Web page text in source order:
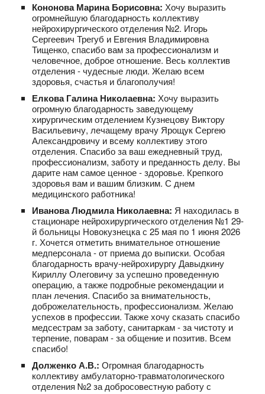
Кононова Марина Борисовна: Хочу выразить
огромнейшую благодарность коллективу
нейрохирургического отделения №2. Игорь
Сергеевич Трегуб и Евгения Владимировна
Тищенко, спасибо вам за профессионализм и
человечное, доброе отношение. Весь коллектив
отделения - чудесные люди. Желаю всем
здоровья, счастья и благополучия!
Елкова Галина Николаевна: Хочу выразить
огромную благодарность заведующему
хирургическим отделением Кузнецову Виктору
Васильевичу, лечащему врачу Ярощук Сергею
Александровичу и всему коллективу этого
отделения. Спасибо за ваш ежедневный труд,
профессионализм, заботу и преданность делу. Вы
дарите нам самое ценное - здоровье. Крепкого
здоровья вам и вашим близким. С днем
медицинского работника!
Иванова Людмила Николаевна: Я находилась в
стационаре нейрохирургического отделения №1 29-
й больницы Новокузнецка с 25 мая по 1 июня 2026
г. Хочется отметить внимательное отношение
медперсонала - от приема до выписки. Особая
благодарность врачу-нейрохирургу Давыдкину
Кириллу Олеговичу за успешно проведенную
операцию, а также подробные рекомендации и
план лечения. Спасибо за внимательность,
доброжелательность, профессионализм. Желаю
успехов в профессии. Также хочу сказать спасибо
медсестрам за заботу, санитаркам - за чистоту и
терпение, поварам - за общение и позитив. Всем
спасибо!
Долженко А.В.: Огромная благодарность
коллективу амбулаторно-травматологического
отделения №2 за добросовестную работу с